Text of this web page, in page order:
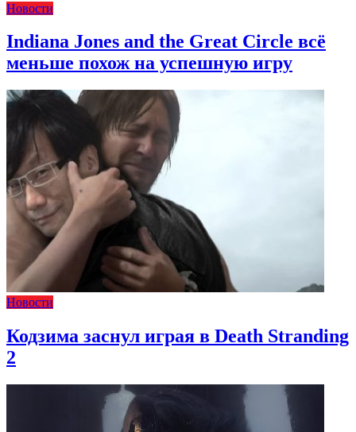
Новости
Indiana Jones and the Great Circle всё
меньше похож на успешную игру
Новости
Кодзима заснул играя в Death Stranding
2